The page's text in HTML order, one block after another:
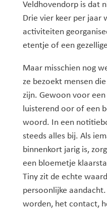
Veldhovendorp is dat
Drie vier keer per jaar
activiteiten
etentje of een
Maar misschien nog
ze bezoekt mensen
zijn. Gewoon voor
luisterend oor of een
woord. In een
steeds alles bij. Als
binnenkort jarig is,
een bloemetje
Tiny zit de echte
persoonlijke
worden, het contact,